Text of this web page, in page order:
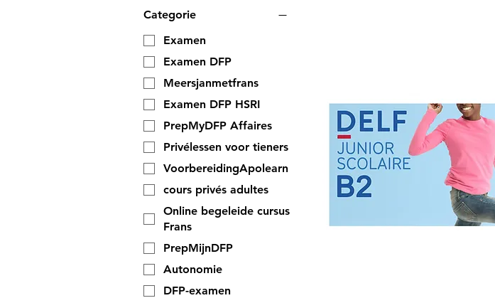
Categorie
Examen
Examen DFP
Meersjanmetfrans
Examen DFP HSRI
PrepMyDFP Affaires
Privélessen voor tieners
VoorbereidingApolearn
cours privés adultes
Online begeleide cursus
Frans
PrepMijnDFP
Autonomie
DFP-examen